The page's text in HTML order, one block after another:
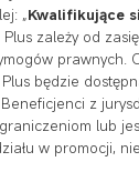
„Kwalifikujące
Plus zależy od
prawnych.
będzie
z
lub
w promocji,